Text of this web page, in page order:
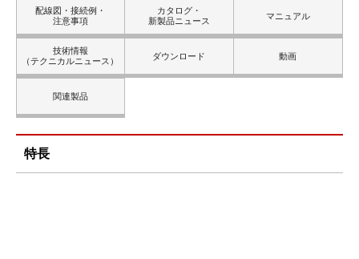
配線図・接続例・
注意事項
カタログ・
新製品ニュース
マニュアル
技術情報
（テクニカルニュース）
ダウンロード 動画
関連製品
特長